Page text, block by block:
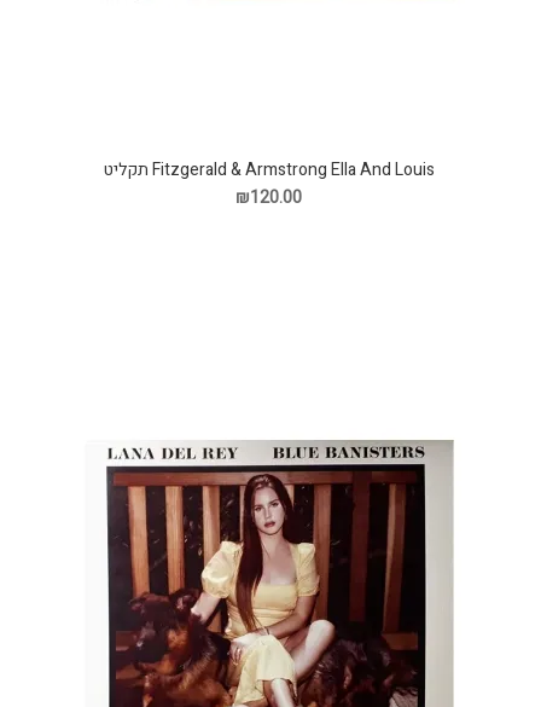
Fitzgerald & Armstrong Ella And Louis תקליט
₪120.00